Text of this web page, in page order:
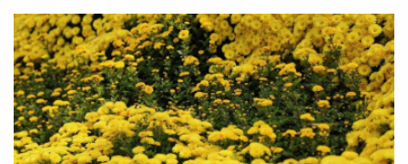
年這波預計2萬人受惠。鄭朝方（左）說竹北市「老寶貝」
展現智慧結晶。（圖／翻攝自竹北市公所媒體群組）鄭朝方
進一步指出，施政並不是發獎金就結束，更要整合資源辦理
樂齡活動，像最近重陽節快到了，市公所就規劃「珍惜老寶
貝三部曲」，把發獎金當成序幕之外，24日更率先邀請長
者，化身萬聖舞動「搖滾爺奶」在嘉年華中與兒孫三代同
樂，讓萬聖夜不再是年輕人的專利；最後壓軸則是11月8日